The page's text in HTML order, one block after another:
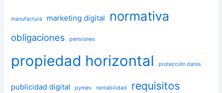
manufactura marketing digital normativa
obligaciones pensiones
propiedad horizontal protección datos
publicidad digital pymes rentabilidad requisitos